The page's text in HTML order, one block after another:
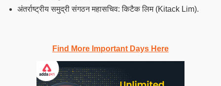
अंतर्राष्ट्रीय समुद्री संगठन महासचिव: किटैक लिम (Kitack Lim).
Find More Important Days Here